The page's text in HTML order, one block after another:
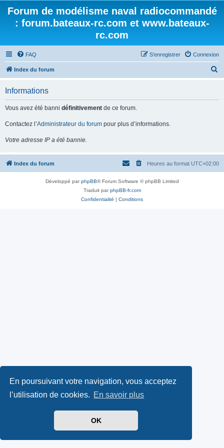
En poursuivant votre navigation, vous acceptez
l’utilisation de cookies. En savoir plus
OK
Forum de modélisme naval radiocommandé
: forum.bateaux-rc.com et www.bateaux-
rc.com
FAQ Connexion
S’enregistrer
Index du forum
e
Informations
Vous avez été banni définitivement de ce forum.
Contactez l’Administrateur du forum pour plus d’informations.
Votre adresse IP a été bannie.
Index du forum Heures au format UTC+02:00
Développé parphpBB® Forum Software © phpBB Limited
Traduit parphpBB-fr.com
Confidentialité | Conditions